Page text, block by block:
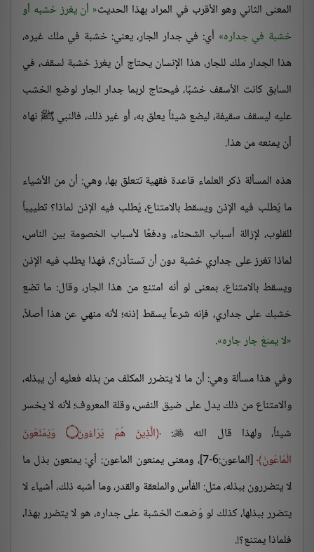
المعنى الثاني وهو الأقرب في المراد بهذا الحديث أن يغرز خشبه أو
خشبة في جداره أي: في جدار الجار، يعني: خشبة في ملك غيره،
هذا الجدار ملك للجار، هذا الإنسان يحتاج أن يغرز خشبة لسقف، في
السابق كانت الأسقف خشبًا، فيحتاج لربما جدار الجار لوضع الخشب
عليه ليسقف سقيفة، ليضع شيئاً يعلق به، أو غير ذلك، فالنبي ﷺ نهاه
أن يمنعه من هذا.
هذه المسألة ذكر العلماء قاعدة فقهية تتعلق بها، وهي: أن من الأشياء
ما يُطلب فيه الإذن ويسقط بالامتناع، يُطلب فيه الإذن لماذا؟ تطييباً
للقلوب، لإزالة أسباب الشحناء، ودفعًا لأسباب الخصومة بين الناس،
لماذا تغرز على جداري خشبة دون أن تستأذن؟، فهذا يطلب فيه الإذن
ويسقط بالامتناع، بمعنى لو أنه امتنع من هذا الجار، وقال: ما تضع
خشبك على جداري، فإنه شرعاً يسقط إذنه؛ لأنه منهي عن هذا أصلاً،
لا يمنعْ جار جاره .
وفي هذا مسألة وهي: أن ما لا يتضرر المكلف من بذله فعليه أن يبذله،
والامتناع من ذلك يدل على ضيق النفس، وقلة المعروف؛ لأنه لا يخسر
شيئاً، ولهذا قال الله

: الَّذِينَ هُمْ يُرَاءُونَ۝
وَيَمْنَعُونَ
الْمَاعُونَ
[الماعون:6-7]، ومعنى يمنعون الماعون: أي: يمنعون بذل ما
لا يتضررون ببذله، مثل: الفأس والملعقة والقدر، وما أشبه ذلك، أشياء لا
يتضرر ببذلها، كذلك لو وُضعت الخشبة على جداره، هو لا يتضرر بهذا،
فلماذا يمتنع؟!.